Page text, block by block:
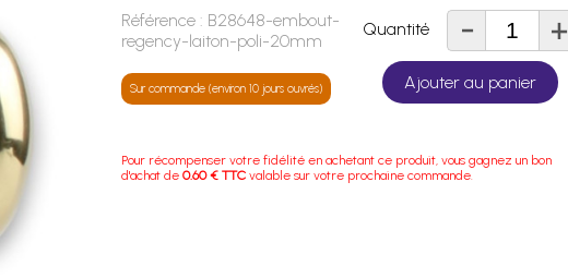
Référence : B28648-embout-
regency-laiton-poli-20mm
Sur commande (environ 10 jours ouvrés)
Quantité - +
Ajouter au panier
Pour récompenser votre fidélité en achetant ce produit, vous gagnez un bon
d'achat de0.60 € TTC valable sur votre prochaine commande.